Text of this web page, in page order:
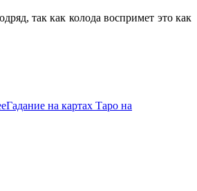
так как колода воспримет это как
Гадание на картах Таро на